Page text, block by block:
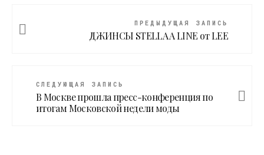
ПРЕДЫДУЩАЯ ЗАПИСЬ
ДЖИНСЫ STELLA A LINE от LEE
СЛЕДУЮЩАЯ ЗАПИСЬ
В Москве прошла пресс-конференция по
итогам Московской недели моды